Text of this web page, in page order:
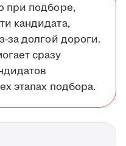
при подборе,
кандидата,
за долгой дороги.
сразу
этапах подбора.